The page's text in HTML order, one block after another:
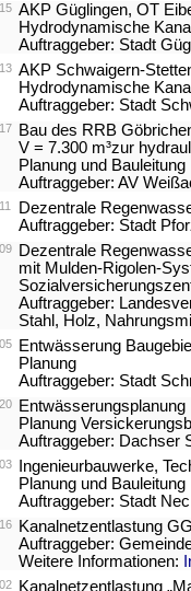
AKP Güglingen, OT
Hydrodynamische
Auftraggeber: Stadt
AKP Schwaigern-
Hydrodynamische
Auftraggeber: Stadt
Bau des RRB
V = 7.300 m³zur
Planung und Bauleitung
Auftraggeber: AV
Dezentrale
Auftraggeber: Stadt
Dezentrale
mit Mulden-Rigolen-
Auftraggeber:
Stahl, Holz,
Entwässerung
Planung
Auftraggeber: Stadt
Planung
Auftraggeber: Dachser
Ingenieurbauwerke,
Planung und Bauleitung
Auftraggeber: Stadt
Kanalnetzentlastung
Auftraggeber:
Weitere Informationen:
Kanalnetzentlastung